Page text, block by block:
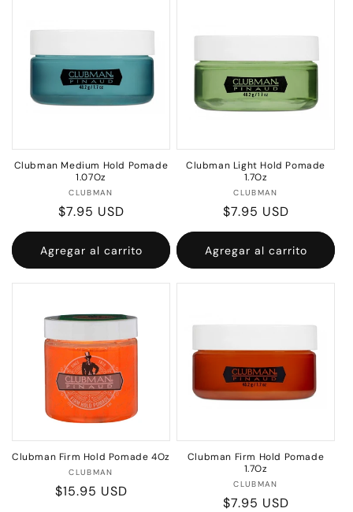
Clubman Medium Hold Pomade
1.07Oz
Proveedor:
CLUBMAN
Precio
habitual
$7.95 USD
Agregar al carrito
Clubman Light Hold Pomade
1.7Oz
Proveedor:
CLUBMAN
Precio
habitual
$7.95 USD
Agregar al carrito
Clubman Firm Hold Pomade 4Oz
Proveedor:
CLUBMAN
Precio
$15.95 USD
Clubman Firm Hold Pomade
1.7Oz
Proveedor:
CLUBMAN
Precio
$7.95 USD